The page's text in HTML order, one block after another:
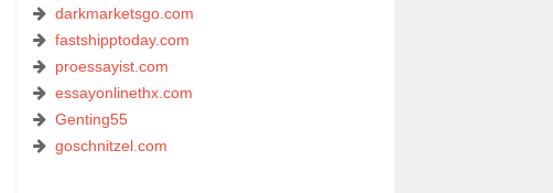
darkmarketsgo.com
fastshipptoday.com
proessayist.com
essayonlinethx.com
Genting55
goschnitzel.com